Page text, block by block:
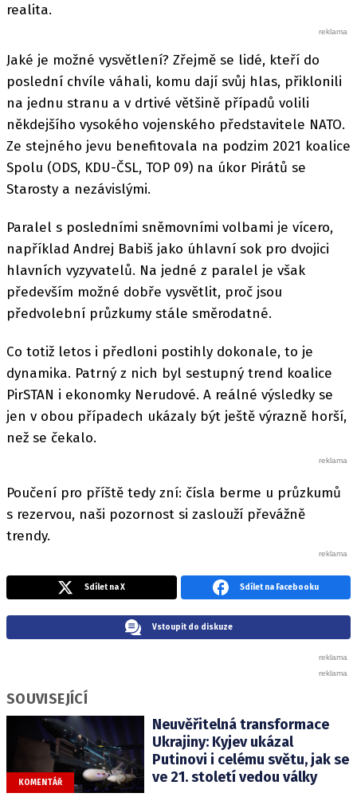
realita.
Jaké je možné vysvětlení? Zřejmě se lidé, kteří do
poslední chvíle váhali, komu dají svůj hlas, přiklonili
na jednu stranu a v drtivé většině případů volili
někdejšího vysokého vojenského představitele NATO.
Ze stejného jevu benefitovala na podzim 2021 koalice
Spolu (ODS, KDU-ČSL, TOP 09) na úkor Pirátů se
Starosty a nezávislými.
Paralel s posledními sněmovními volbami je vícero,
například Andrej Babiš jako úhlavní sok pro dvojici
hlavních vyzyvatelů. Na jedné z paralel je však
především možné dobře vysvětlit, proč jsou
předvolební průzkumy stále směrodatné.
Co totiž letos i předloni postihly dokonale, to je
dynamika. Patrný z nich byl sestupný trend koalice
PirSTAN i ekonomky Nerudové. A reálné výsledky se
jen v obou případech ukázaly být ještě výrazně horší,
než se čekalo.
Poučení pro příště tedy zní: čísla berme u průzkumů
s rezervou, naši pozornost si zaslouží převážně
trendy.
Sdílet na X Sdílet na Facebooku
Vstoupit do diskuze
SOUVISEJÍCÍ
KOMENTÁŘ
Neuvěřitelná transformace
Ukrajiny: Kyjev ukázal
Putinovi i celému světu, jak se
ve 21. století vedou války